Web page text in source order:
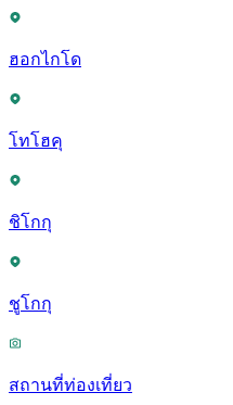
ฮอกไกโด
โทโฮคุ
ชิโกกุ
ชูโกกุ
สถานที่ท่องเที่ยว